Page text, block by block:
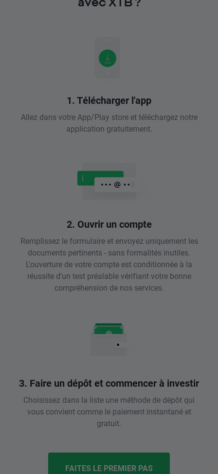
1. Télécharger l'app
Allez dans votre App/Play store et téléchargez notre
application gratuitement.
2. Ouvrir un compte
Remplissez le formulaire et envoyez uniquement les
documents pertinents - sans formalités inutiles.
L'ouverture de votre compte est conditionnée à la
réussite d'un test préalable vérifiant votre bonne
compréhension de nos services.
3. Faire un dépôt et commencer à investir
Choisissez dans la liste une méthode de dépôt qui
vous convient comme le paiement instantané et
gratuit.
FAITES LE PREMIER PAS